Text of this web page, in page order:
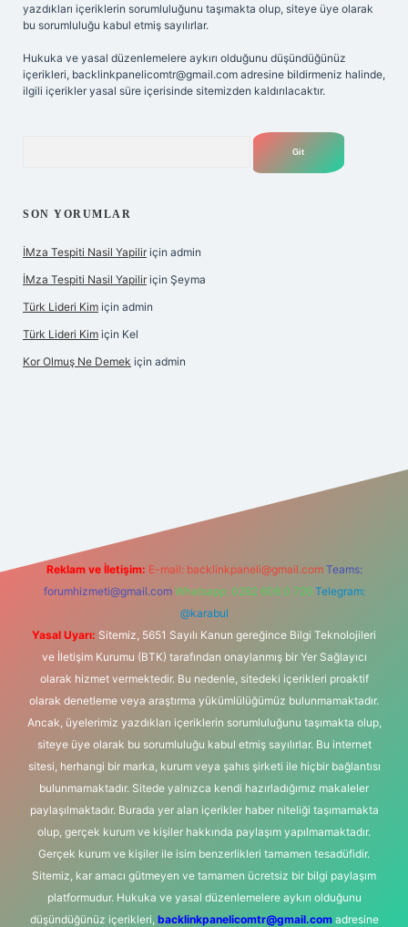
yazdıkları içeriklerin sorumluluğunu taşımakta olup, siteye üye olarak
bu sorumluluğu kabul etmiş sayılırlar.
Hukuka ve yasal düzenlemelere aykırı olduğunu düşündüğünüz
içerikleri, backlinkpanelicomtr@gmail.com adresine bildirmeniz halinde,
ilgili içerikler yasal süre içerisinde sitemizden kaldırılacaktır.
SON YORUMLAR
İMza Tespiti Nasil Yapilir için admin
İMza Tespiti Nasil Yapilir için Şeyma
Türk Lideri Kim için admin
Türk Lideri Kim için Kel
Kor Olmuş Ne Demek için admin
Reklam ve İletişim: E-mail: backlinkpaneli@gmail.com Teams:
forumhizmeti@gmail.com Whatsapp: 0262 606 0 726 Telegram:
@karabul
Yasal Uyarı: Sitemiz, 5651 Sayılı Kanun gereğince Bilgi Teknolojileri
ve İletişim Kurumu (BTK) tarafından onaylanmış bir Yer Sağlayıcı
olarak hizmet vermektedir. Bu nedenle, sitedeki içerikleri proaktif
olarak denetleme veya araştırma yükümlülüğümüz bulunmamaktadır.
Ancak, üyelerimiz yazdıkları içeriklerin sorumluluğunu taşımakta olup,
siteye üye olarak bu sorumluluğu kabul etmiş sayılırlar. Bu internet
sitesi, herhangi bir marka, kurum veya şahıs şirketi ile hiçbir bağlantısı
bulunmamaktadır. Sitede yalnızca kendi hazırladığımız makaleler
paylaşılmaktadır. Burada yer alan içerikler haber niteliği taşımamakta
olup, gerçek kurum ve kişiler hakkında paylaşım yapılmamaktadır.
Gerçek kurum ve kişiler ile isim benzerlikleri tamamen tesadüfidir.
Sitemiz, kar amacı gütmeyen ve tamamen ücretsiz bir bilgi paylaşım
platformudur. Hukuka ve yasal düzenlemelere aykırı olduğunu
düşündüğünüz içerikleri, backlinkpanelicomtr@gmail.comadresine